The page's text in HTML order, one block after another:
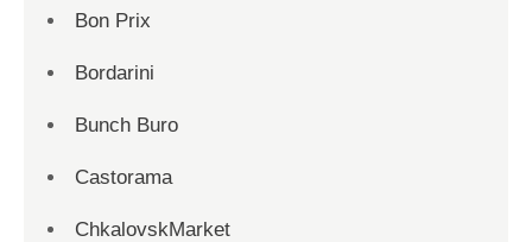
Bon Prix
Bordarini
Bunch Buro
Castorama
ChkalovskMarket